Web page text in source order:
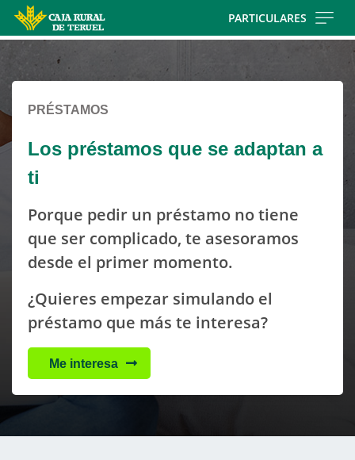
contentt
PARTICULARES
contenido,
por
favor
PRÉSTAMOS
Los préstamos que se adaptan a
ti
Porque pedir un préstamo no tiene
que ser complicado, te asesoramos
desde el primer momento.
¿Quieres empezar simulando el
préstamo que más te interesa?
Me interesa